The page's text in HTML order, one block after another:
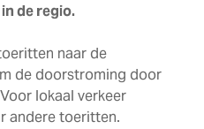
de regio.
naar de
de doorstroming door
lokaal verkeer
andere toeritten.